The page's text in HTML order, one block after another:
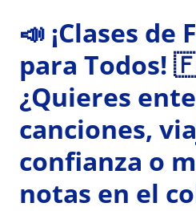
📣 ¡Clases de
para Todos!
¿Quieres
canciones,
confianza o
notas en el